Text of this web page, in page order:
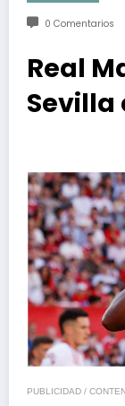
0 Comentarios
Real
Sevilla
PUBLICIDAD /